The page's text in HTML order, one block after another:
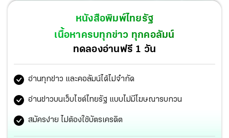
ที่รั้วสถาบัน เทคโนโลยีปทุมวัน และชูนิ้ว กลางถ่ายรูป อ้างทำ
ไปเพราะ คึกคะนอง อยากขอโทษพ่อแม่ครอบครัวเหยื่อ.
หนังสือพิมพ์ไทยรัฐ
เนื้อหาครบทุกข่าว ทุกคอลัมน์
ทดลองอ่านฟรี 1 วัน
อ่านทุกข่าว และคอลัมน์ได้ไม่จำกัด
อ่านข่าวบนเว็บไซต์ไทยรัฐ แบบไม่มีโฆษณารบกวน
สมัครง่าย ไม่ต้องใช้บัตรเครดิต